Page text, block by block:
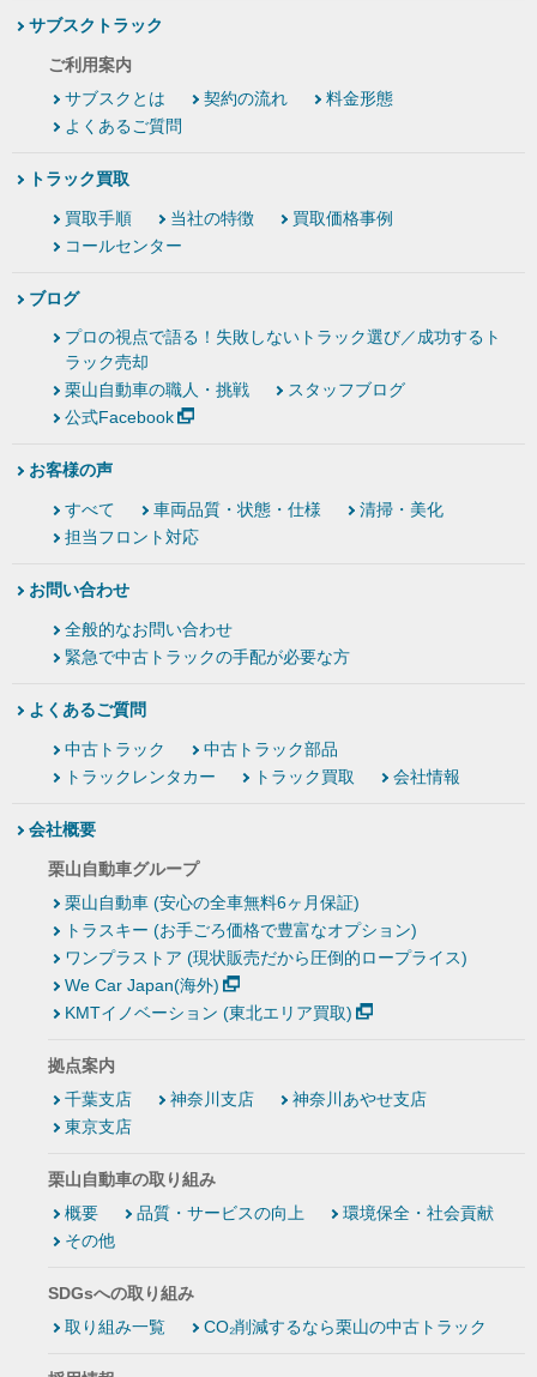
サブスクトラック
ご利用案内
サブスクとは
契約の流れ
料金形態
よくあるご質問
トラック買取
買取手順 当社の特徴
買取価格事例
コールセンター
ブログ
プロの視点で語る！失敗しないトラック選び／成功するト
ラック売却
栗山自動車の職人・挑戦
スタッフブログ
公式Facebook
お客様の声
すべて 車両品質・状態・仕様
清掃・美化
担当フロント対応
お問い合わせ
全般的なお問い合わせ
緊急で中古トラックの手配が必要な方
よくあるご質問
中古トラック
中古トラック部品
トラックレンタカー
トラック買取 会社情報
会社概要
栗山自動車グループ
栗山自動車 (安心の全車無料6ヶ月保証)
トラスキー (お手ごろ価格で豊富なオプション)
ワンプラストア (現状販売だから圧倒的ロープライス)
We Car Japan(海外)
KMTイノベーション (東北エリア買取)
拠点案内
千葉支店
神奈川支店
神奈川あやせ支店
東京支店
栗山自動車の取り組み
概要
品質・サービスの向上
環境保全・社会貢献
その他
SDGsへの取り組み
取り組み一覧
CO₂削減するなら栗山の中古トラック